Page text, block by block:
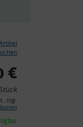
€
zzgl.